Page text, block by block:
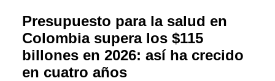
Presupuesto para la salud en
Colombia supera los $115
billones en 2026: así ha crecido
en cuatro años